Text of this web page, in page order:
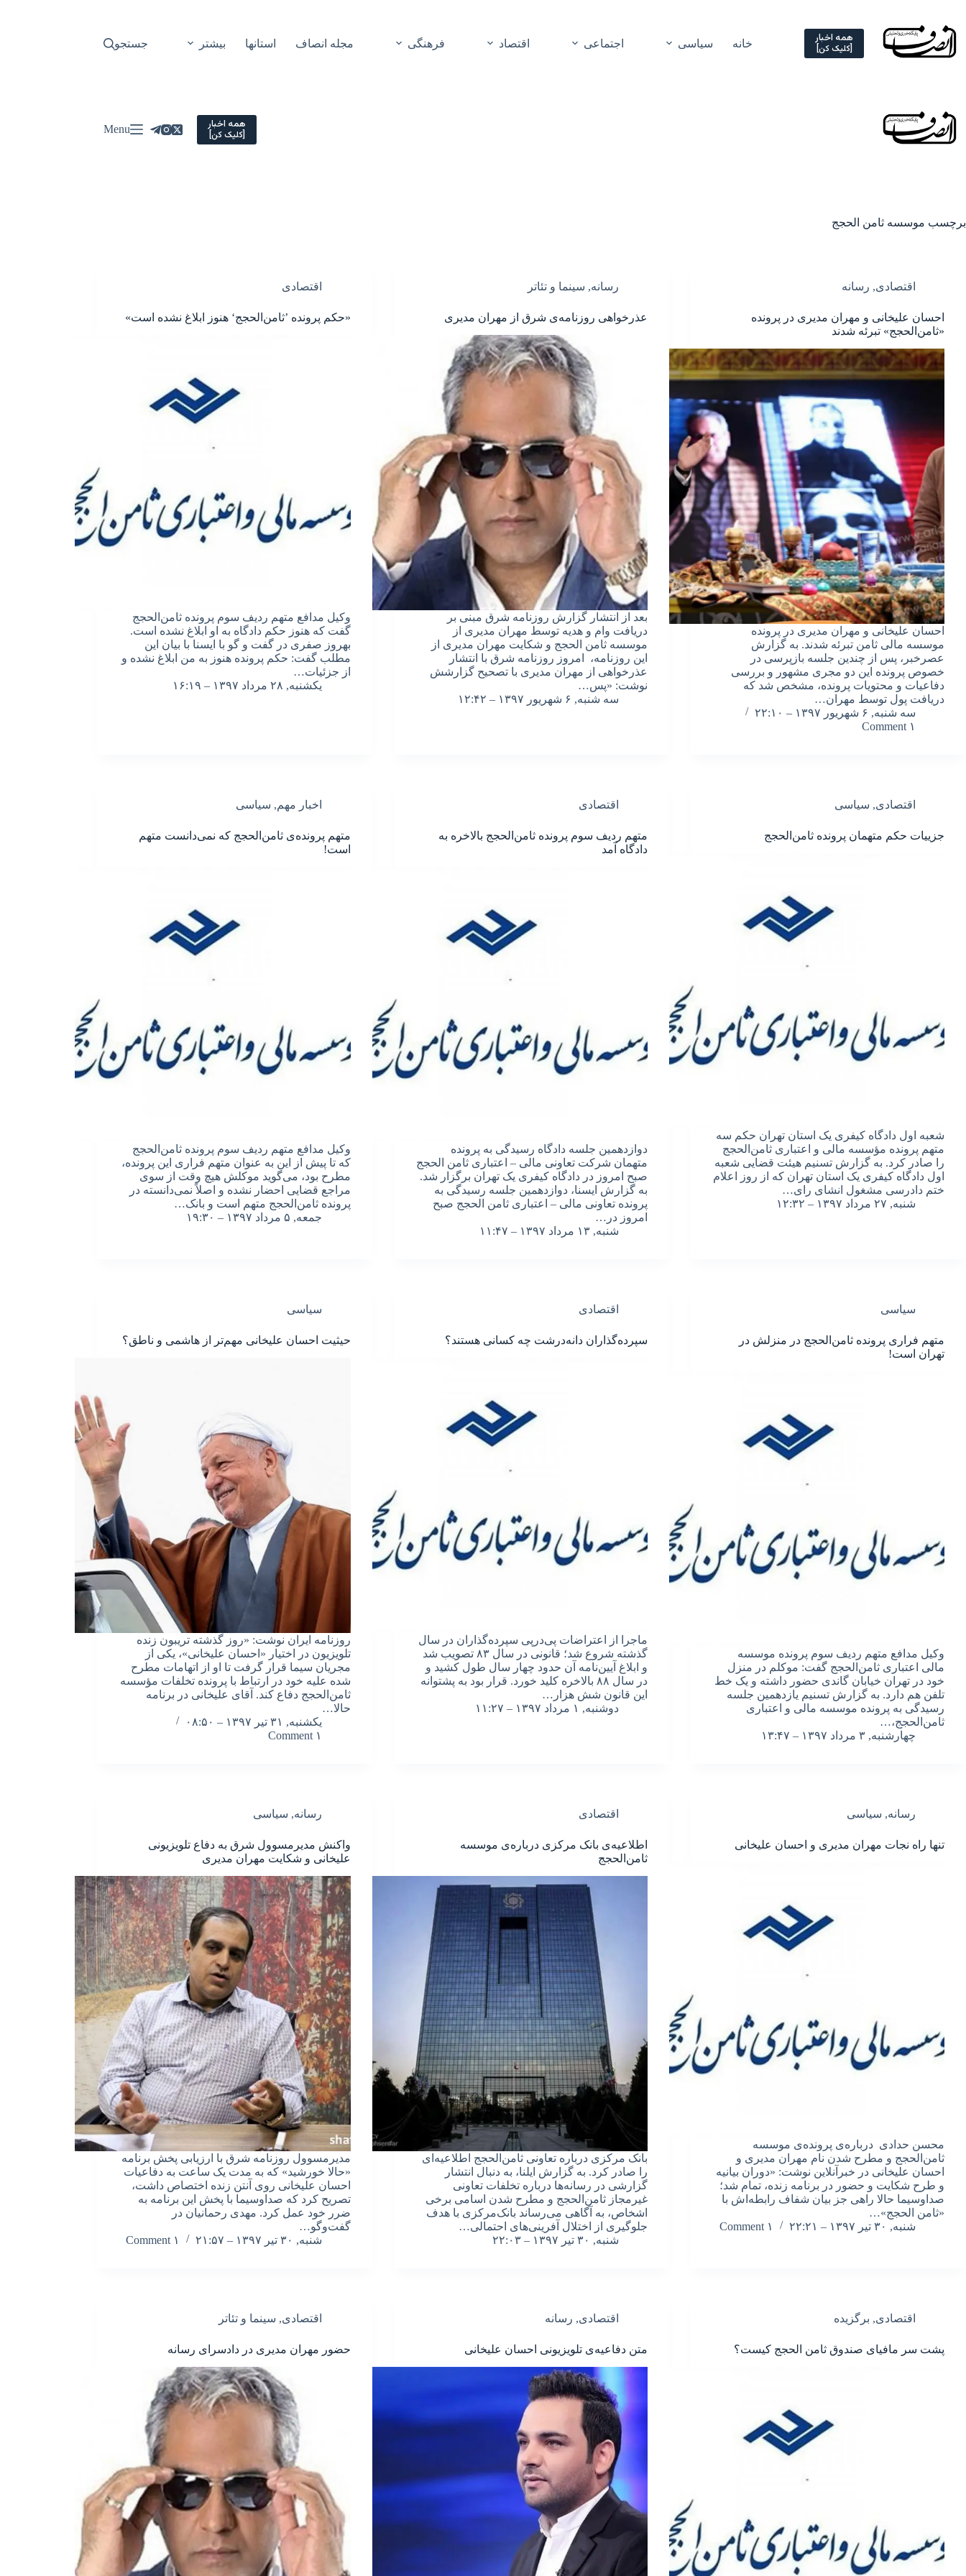
content
همه اخبار
[کلیک کن] خانه سیاسی اجتماعی اقتصاد فرهنگی مجله انصاف استانها بیشتر جستجو
همه اخبار
[کلیک کن] Menu
برچسب موسسه ثامن الحجج
اقتصادی, رسانه
احسان علیخانی و مهران مدیری در پرونده
«ثامن‌الحجج» تبرئه شدند
احسان علیخانی و مهران مدیری در پرونده
موسسه مالی ثامن تبرئه شدند. به گزارش
عصرخبر، پس از چندین جلسه بازپرسی در
خصوص پرونده این دو مجری مشهور و بررسی
دفاعیات و محتویات پرونده، مشخص شد که
دریافت پول توسط مهران…
سه شنبه, ۶ شهریور ۱۳۹۷ – ۲۲:۱۰
۱ Comment
رسانه, سینما و تئاتر
عذرخواهی روزنامه‌ی شرق از مهران مدیری
بعد از انتشار گزارش روزنامه شرق مبنی بر
دریافت وام و هدیه توسط مهران مدیری از
موسسه ثامن الحجج و شکایت مهران مدیری از
این روزنامه، امروز روزنامه شرق با انتشار
عذرخواهی از مهران مدیری با تصحیح گزارشش
نوشت: «پس…
سه شنبه, ۶ شهریور ۱۳۹۷ – ۱۲:۴۲
اقتصادی
«حکم پرونده ’ثامن‌الحجج‘ هنوز ابلاغ نشده است»
وکیل مدافع متهم ردیف سوم پرونده ثامن‌الحجج
گفت که هنوز حکم دادگاه به او ابلاغ نشده است.
بهروز صفری در گفت و گو با ایسنا با بیان این
مطلب گفت: حکم پرونده هنوز به من ابلاغ نشده و
از جزئیات…
یکشنبه, ۲۸ مرداد ۱۳۹۷ – ۱۶:۱۹
اقتصادی, سیاسی
جزییات حکم متهمان پرونده ثامن‌الحجج
شعبه اول دادگاه کیفری یک استان تهران حکم سه
متهم پرونده مؤسسه مالی و اعتباری ثامن‌الحجج
را صادر کرد. به گزارش تسنیم هیئت قضایی شعبه
اول دادگاه کیفری یک استان تهران که از روز اعلام
ختم دادرسی مشغول انشای رای…
شنبه, ۲۷ مرداد ۱۳۹۷ – ۱۲:۳۲
اقتصادی
متهم ردیف سوم پرونده ثامن‌الحجج بالاخره به
دادگاه آمد
دوازدهمین جلسه دادگاه رسیدگی به پرونده
متهمان شرکت تعاونی مالی – اعتباری ثامن الحجج
صبح امروز در دادگاه کیفری یک تهران برگزار شد.
به گزارش ایسنا، دوازدهمین جلسه رسیدگی به
پرونده تعاونی مالی – اعتباری ثامن الحجج صبح
امروز در…
شنبه, ۱۳ مرداد ۱۳۹۷ – ۱۱:۴۷
اخبار مهم, سیاسی
متهم پرونده‌ی ثامن‌الحجج که نمی‌دانست متهم
است!
وکیل مدافع متهم ردیف سوم پرونده ثامن‌الحجج
که تا پیش از این به عنوان متهم فراری این پرونده،
مطرح بود، می‌گوید موکلش هیچ وقت از سوی
مراجع قضایی احضار نشده و اصلاً نمی‌دانسته در
پرونده ثامن‌الحجج متهم است و بانک…
جمعه, ۵ مرداد ۱۳۹۷ – ۱۹:۳۰
سیاسی
متهم فراری پرونده ثامن‌الحجج در منزلش در
تهران است!
وکیل مدافع متهم ردیف سوم پرونده موسسه
مالی اعتباری ثامن‌الحجج گفت: موکلم در منزل
خود در تهران خیابان گاندی حضور داشته و یک خط
تلفن هم دارد. به گزارش تسنیم یازدهمین جلسه
رسیدگی به پرونده موسسه مالی و اعتباری
ثامن‌الحجج،…
چهارشنبه, ۳ مرداد ۱۳۹۷ – ۱۳:۴۷
اقتصادی
سپرده‌گذاران دانه‌درشت چه کسانی هستند؟
ماجرا از اعتراضات پی‌درپی سپرده‌گذاران در سال
گذشته شروع شد؛ قانونی در سال ۸۳ تصویب شد
و ابلاغ آیین‌نامه آن حدود چهار سال طول کشید و
در سال ۸۸ بالاخره کلید خورد. قرار بود به پشتوانه
این قانون شش هزار…
دوشنبه, ۱ مرداد ۱۳۹۷ – ۱۱:۲۷
سیاسی
حیثیت احسان علیخانی مهم‌تر از هاشمی و ناطق؟
روزنامه ایران نوشت: «روز گذشته تریبون زنده
تلویزیون در اختیار «احسان علیخانی»، یکی از
مجریان سیما قرار گرفت تا او از اتهامات مطرح
شده علیه خود در ارتباط با پرونده تخلفات مؤسسه
ثامن‌الحجج دفاع کند. آقای علیخانی در برنامه
حالا…
یکشنبه, ۳۱ تیر ۱۳۹۷ – ۰۸:۵۰
۱ Comment
رسانه, سیاسی
تنها راه نجات مهران مدیری و احسان علیخانی
محسن حدادی درباره‌ی پرونده‌ی موسسه
ثامن‌الحجج و مطرح شدن نام مهران مدیری و
احسان علیخانی در خبرآنلاین نوشت: «دوران بیانیه
و طرح شکایت و حضور در برنامه زنده، تمام شد؛
صداوسیما حالا راهی جز بیان شفاف رابطه‌اش با
«ثامن الحجج»…
شنبه, ۳۰ تیر ۱۳۹۷ – ۲۲:۲۱
۱ Comment
اقتصادی
اطلاعیه‌ی بانک مرکزی درباره‌ی موسسه
ثامن‌الحجج
بانک مرکزی درباره تعاونی ثامن‌الحجج اطلاعیه‌ای
را صادر کرد. به گزارش ایلنا، به دنبال انتشار
گزارشی در رسانه‌ها درباره تخلفات تعاونی
غیرمجاز ثامن‌الحجج و مطرح شدن اسامی برخی
اشخاص، به آگاهی می‌رساند بانک‌مرکزی با هدف
جلوگیری از اختلال آفرینی‌های احتمالی…
شنبه, ۳۰ تیر ۱۳۹۷ – ۲۲:۰۳
رسانه, سیاسی
واکنش مدیرمسوول شرق به دفاع تلویزیونی
علیخانی و شکایت مهران مدیری
مدیرمسوول روزنامه شرق با ارزیابی پخش برنامه
«حالا خورشید» که به مدت یک ساعت به دفاعیات
احسان علیخانی روی آنتن زنده اختصاص داشت،
تصریح کرد که صداوسیما با پخش این برنامه به
ضرر خود عمل کرد. مهدی رحمانیان در
گفت‌وگو…
شنبه, ۳۰ تیر ۱۳۹۷ – ۲۱:۵۷
۱ Comment
اقتصادی, برگزیده
پشت سر مافیاى صندوق ثامن الحجج کیست؟
اقتصادی, رسانه
متن دفاعیه‌ی تلویزیونی احسان علیخانی
اقتصادی, سینما و تئاتر
حضور مهران مدیری در دادسرای رسانه